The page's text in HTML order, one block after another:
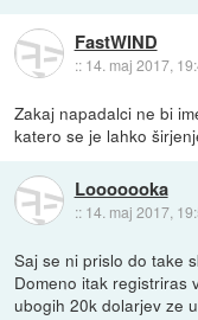
FastWIND
:: 14. maj 2017,
Zakaj napadalci ne bi
katero se je lahko
Looooooka
:: 14. maj 2017,
Saj se ni prislo do take
Domeno itak registriras
ubogih 20k dolarjev ze